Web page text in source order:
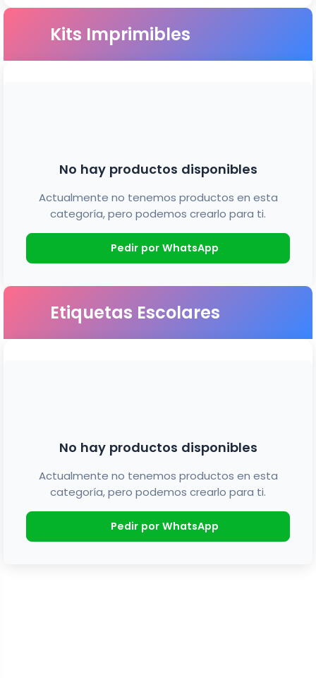
Kits Imprimibles
No hay productos disponibles
Actualmente no tenemos productos en esta
categoría, pero podemos crearlo para ti.
Pedir por WhatsApp
Etiquetas Escolares
No hay productos disponibles
Actualmente no tenemos productos en esta
categoría, pero podemos crearlo para ti.
Pedir por WhatsApp